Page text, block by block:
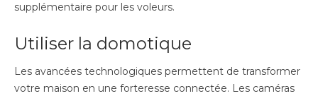
supplémentaire pour les voleurs.
Utiliser la domotique
Les avancées technologiques permettent de transformer
votre maison en une forteresse connectée. Les caméras